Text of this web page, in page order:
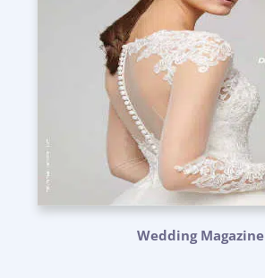
Wedding Magazine